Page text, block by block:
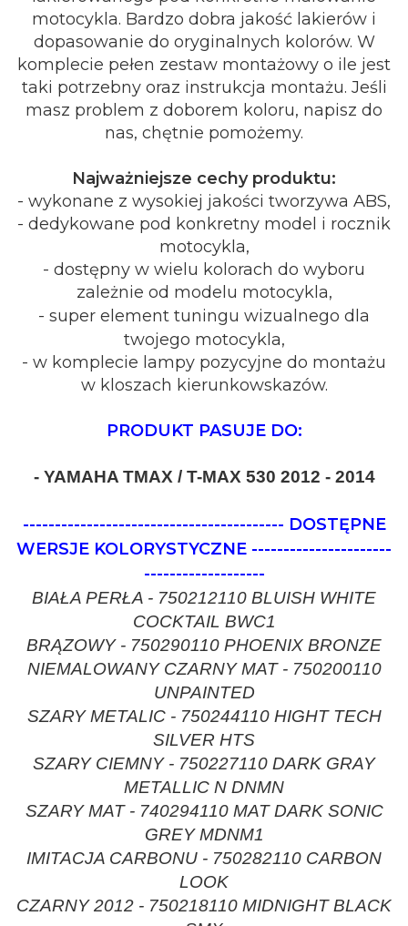
motocykla. Bardzo dobra jakość lakierów i
dopasowanie do oryginalnych kolorów. W
komplecie pełen zestaw montażowy o ile jest
taki potrzebny oraz instrukcja montażu. Jeśli
masz problem z doborem koloru, napisz do
nas, chętnie pomożemy.
Najważniejsze cechy produktu:
- wykonane z wysokiej jakości tworzywa ABS,
- dedykowane pod konkretny model i rocznik
motocykla,
- dostępny w wielu kolorach do wyboru
zależnie od modelu motocykla,
- super element tuningu wizualnego dla
twojego motocykla,
- w komplecie lampy pozycyjne do montażu
w kloszach kierunkowskazów.
PRODUKT PASUJE DO:
- YAMAHA TMAX / T-MAX 530 2012 - 2014
----------------------------------------- DOSTĘPNE
WERSJE KOLORYSTYCZNE ----------------------
-------------------
BIAŁA PERŁA - 750212110 BLUISH WHITE
COCKTAIL BWC1
BRĄZOWY - 750290110 PHOENIX BRONZE
NIEMALOWANY CZARNY MAT - 750200110
UNPAINTED
SZARY METALIC - 750244110 HIGHT TECH
SILVER HTS
SZARY CIEMNY - 750227110 DARK GRAY
METALLIC N DNMN
SZARY MAT - 740294110 MAT DARK SONIC
GREY MDNM1
IMITACJA CARBONU - 750282110 CARBON
LOOK
CZARNY 2012 - 750218110 MIDNIGHT BLACK